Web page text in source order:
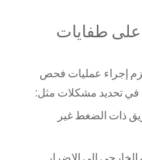
على طفايات
إجراء عمليات فحص
في تحديد مشكلات مثل:
ذات الضغط غير